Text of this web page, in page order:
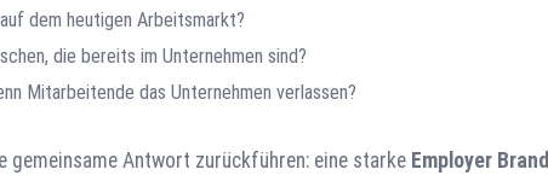
auf dem heutigen Arbeitsmarkt?
die bereits im Unternehmen sind?
Mitarbeitende das Unternehmen verlassen?
gemeinsame Antwort zurückführen: eine starke Employer Brand